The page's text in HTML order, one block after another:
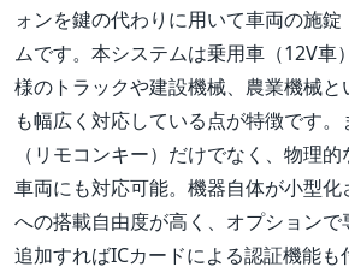
ォンを鍵の代わりに用いて車両の施
ムです。本システムは乗用車（12V車
様のトラックや建設機械、農業機械
も幅広く対応している点が特徴です
（リモコンキー）だけでなく、物理
車両にも対応可能。機器自体が小型
への搭載自由度が高く、オプションで
追加すればICカードによる認証機能も